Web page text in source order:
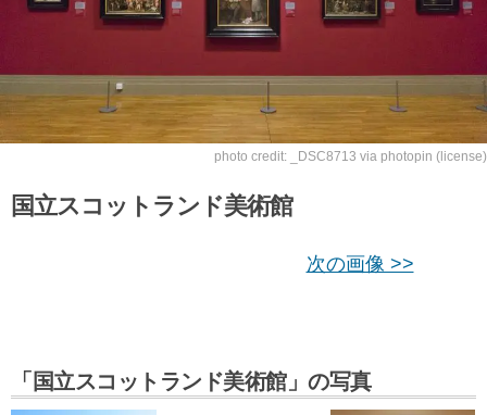
photo credit: _DSC8713 via photopin (license)
国立スコットランド美術館
次の画像 >>
「国立スコットランド美術館」の写真